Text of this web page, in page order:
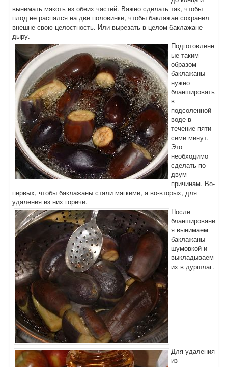
вынимать мякоть из обеих частей. Важно сделать так, чтобы
плод не распался на две половинки, чтобы баклажан сохранил
внешне свою целостность. Или вырезать в целом баклажане
дыру.
Подготовленн
ые таким
образом
баклажаны
нужно
бланшировать
в
подсоленной
воде в
течение пяти -
семи минут.
Это
необходимо
сделать по
двум
причинам. Во-
первых, чтобы баклажаны стали мягкими, а во-вторых, для
удаления из них горечи.
После
бланшировани
я вынимаем
баклажаны
шумовкой и
выкладываем
их в дуршлаг.
Для удаления
из